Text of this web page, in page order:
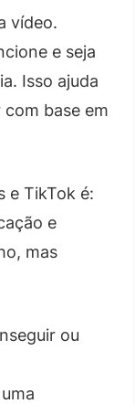
vídeo.
e seja
Isso ajuda
base em
e TikTok é:
e
mas
ou